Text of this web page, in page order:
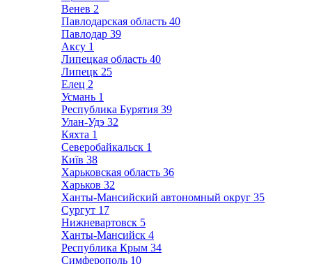
Венев 2
Павлодарская область 40
Павлодар 39
Аксу 1
Липецкая область 40
Липецк 25
Елец 2
Усмань 1
Республика Бурятия 39
Улан-Удэ 32
Кяхта 1
Северобайкальск 1
Київ 38
Харьковская область 36
Харьков 32
Ханты-Мансийский автономный округ 35
Сургут 17
Нижневартовск 5
Ханты-Мансийск 4
Республика Крым 34
Симферополь 10